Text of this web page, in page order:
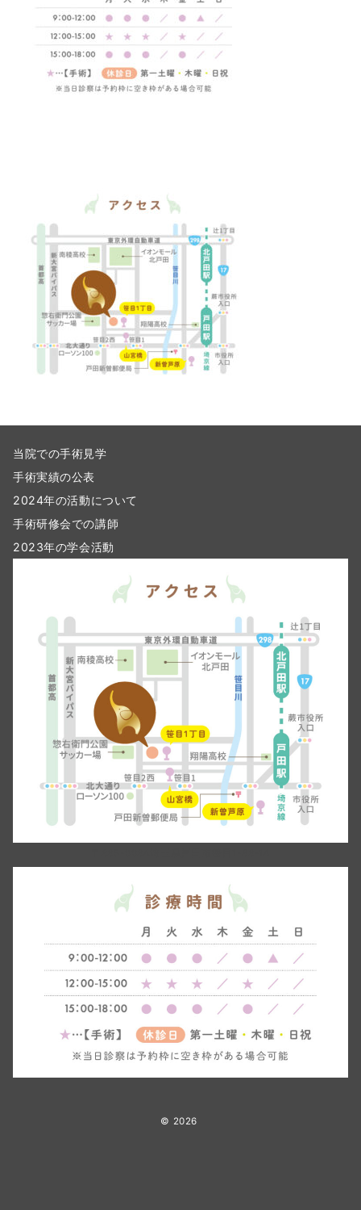
当院での手術見学
手術実績の公表
2024年の活動について
手術研修会での講師
2023年の学会活動
© 2026